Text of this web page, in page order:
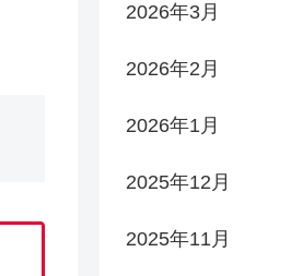
2026年3月
2026年2月
2026年1月
2025年12月
2025年11月